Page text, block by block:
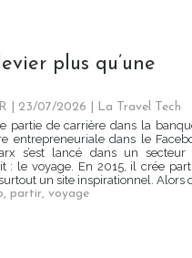
plus qu’une
| 23/07/2026
La Travel Tech
partie de carrière dans la
entrepreneuriale dans le
s’est lancé dans un
: le voyage. En 2015, il crée
un site inspirationnel. Alors
, partir, voyage